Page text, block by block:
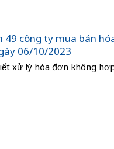
49 công ty mua bán
06/10/2023
xử lý hóa đơn không